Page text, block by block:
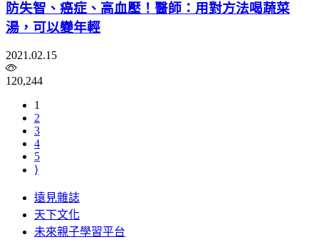
防失智、癌症、高血壓！醫師：用對方法喝蔬菜
湯，可以變年輕
2021.02.15
120,244
1
2
3
4
5
⟩
遠見雜誌
天下文化
未來親子學習平台